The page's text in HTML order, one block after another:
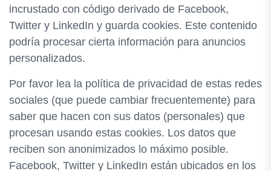
incrustado con código derivado de Facebook,
Twitter y LinkedIn y guarda cookies. Este contenido
podría procesar cierta información para anuncios
personalizados.
Por favor lea la política de privacidad de estas redes
sociales (que puede cambiar frecuentemente) para
saber que hacen con sus datos (personales) que
procesan usando estas cookies. Los datos que
reciben son anonimizados lo máximo posible.
Facebook, Twitter y LinkedIn están ubicados en los